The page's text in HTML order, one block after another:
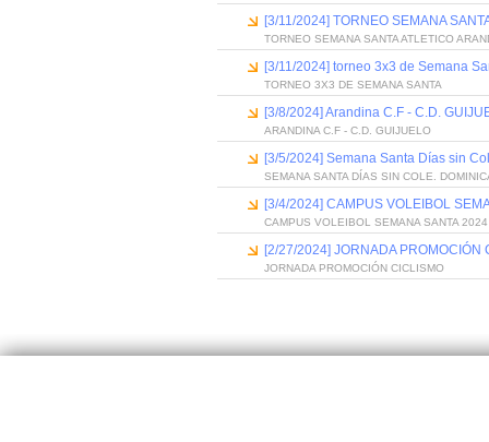
[3/11/2024] TORNEO SEMANA
TORNEO SEMANA SANTA ATLETICO
[3/11/2024] torneo 3x3 de Semana
TORNEO 3X3 DE SEMANA SANTA
[3/8/2024] Arandina C.F - C.D.
ARANDINA C.F - C.D. GUIJUELO
[3/5/2024] Semana Santa Días sin
SEMANA SANTA DÍAS SIN COLE.
[3/4/2024] CAMPUS VOLEIBOL
CAMPUS VOLEIBOL SEMANA SANTA 2024
[2/27/2024] JORNADA PROMOCIÓN
JORNADA PROMOCIÓN CICLISMO